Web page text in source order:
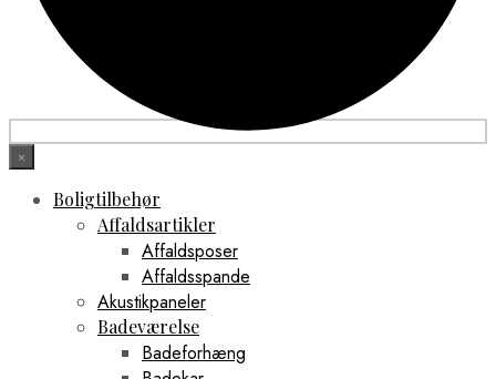
×
Boligtilbehør
Affaldsartikler
Affaldsposer
Affaldsspande
Akustikpaneler
Badeværelse
Badeforhæng